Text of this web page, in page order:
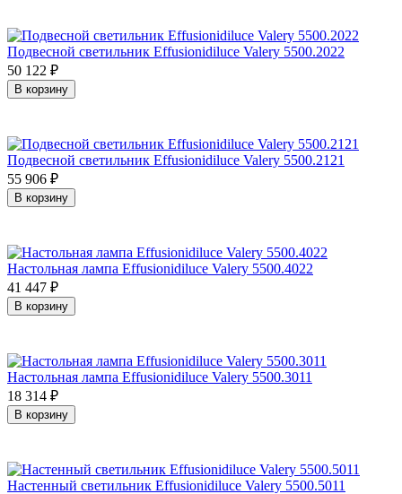
Подвесной светильник Effusionidiluce Valery 5500.2022
50 122 ₽
В корзину
Подвесной светильник Effusionidiluce Valery 5500.2121
55 906 ₽
В корзину
Настольная лампа Effusionidiluce Valery 5500.4022
41 447 ₽
В корзину
Настольная лампа Effusionidiluce Valery 5500.3011
18 314 ₽
В корзину
Настенный светильник Effusionidiluce Valery 5500.5011